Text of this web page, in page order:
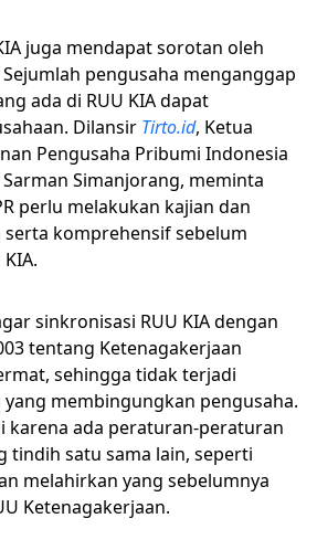
juga mendapat sorotan oleh
pengusaha menganggap
ada di RUU KIA dapat
Dilansir Tirto.id, Ketua
Pengusaha Pribumi Indonesia
Sarman Simanjorang, meminta
perlu melakukan kajian dan
serta komprehensif sebelum
sinkronisasi RUU KIA dengan
tentang Ketenagakerjaan
sehingga tidak terjadi
membingungkan pengusaha.
karena ada peraturan-peraturan
tindih satu sama lain, seperti
melahirkan yang sebelumnya
Ketenagakerjaan.